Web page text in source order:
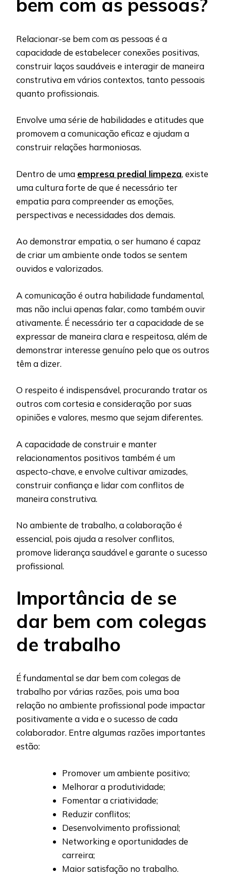
Relacionar-se bem com as pessoas é a
capacidade de estabelecer conexões positivas,
construir laços saudáveis e interagir de maneira
construtiva em vários contextos, tanto pessoais
quanto profissionais.
Envolve uma série de habilidades e atitudes que
promovem a comunicação eficaz e ajudam a
construir relações harmoniosas.
Dentro de uma empresa predial limpeza, existe
uma cultura forte de que é necessário ter
empatia para compreender as emoções,
perspectivas e necessidades dos demais.
Ao demonstrar empatia, o ser humano é capaz
de criar um ambiente onde todos se sentem
ouvidos e valorizados.
A comunicação é outra habilidade fundamental,
mas não inclui apenas falar, como também ouvir
ativamente. É necessário ter a capacidade de se
expressar de maneira clara e respeitosa, além de
demonstrar interesse genuíno pelo que os outros
têm a dizer.
O respeito é indispensável, procurando tratar os
outros com cortesia e consideração por suas
opiniões e valores, mesmo que sejam diferentes.
A capacidade de construir e manter
relacionamentos positivos também é um
aspecto-chave, e envolve cultivar amizades,
construir confiança e lidar com conflitos de
maneira construtiva.
No ambiente de trabalho, a colaboração é
essencial, pois ajuda a resolver conflitos,
promove liderança saudável e garante o sucesso
profissional.
Importância de se
dar bem com colegas
de trabalho
É fundamental se dar bem com colegas de
trabalho por várias razões, pois uma boa
relação no ambiente profissional pode impactar
positivamente a vida e o sucesso de cada
colaborador. Entre algumas razões importantes
estão:
Promover um ambiente positivo;
Melhorar a produtividade;
Fomentar a criatividade;
Reduzir conflitos;
Desenvolvimento profissional;
Networking e oportunidades de
carreira;
Maior satisfação no trabalho.